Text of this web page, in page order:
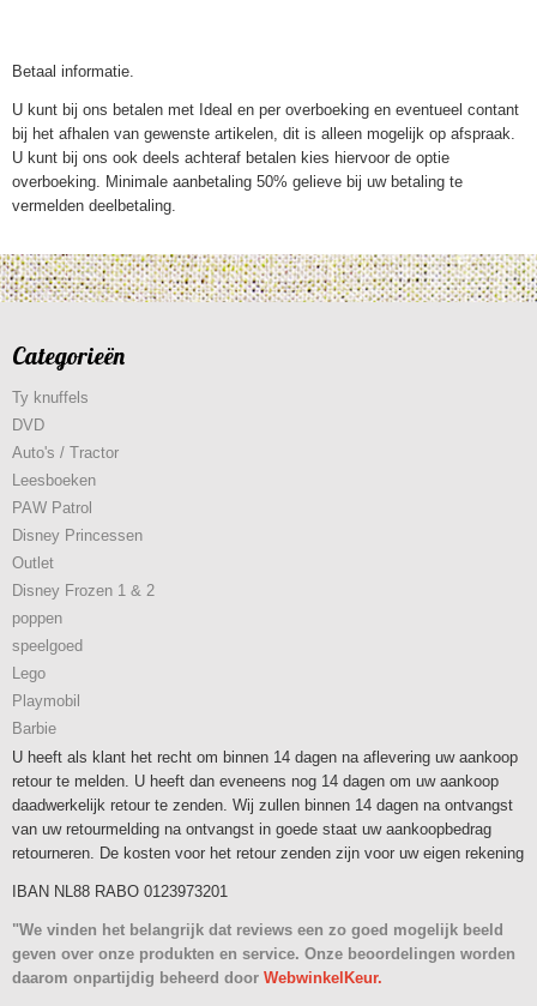
Betaal informatie.
U kunt bij ons betalen met Ideal en per overboeking en eventueel contant
bij het afhalen van gewenste artikelen, dit is alleen mogelijk op afspraak.
U kunt bij ons ook deels achteraf betalen kies hiervoor de optie
overboeking. Minimale aanbetaling 50% gelieve bij uw betaling te
vermelden deelbetaling.
Categorieën
Ty knuffels
DVD
Auto's / Tractor
Leesboeken
PAW Patrol
Disney Princessen
Outlet
Disney Frozen 1 & 2
poppen
speelgoed
Lego
Playmobil
Barbie
U heeft als klant het recht om binnen 14 dagen na aflevering uw aankoop
retour te melden. U heeft dan eveneens nog 14 dagen om uw aankoop
daadwerkelijk retour te zenden. Wij zullen binnen 14 dagen na ontvangst
van uw retourmelding na ontvangst in goede staat uw aankoopbedrag
retourneren. De kosten voor het retour zenden zijn voor uw eigen rekening
IBAN NL88 RABO 0123973201
"We vinden het belangrijk dat reviews een zo goed mogelijk beeld
geven over onze produkten en service. Onze beoordelingen worden
daarom onpartijdig beheerd door WebwinkelKeur.